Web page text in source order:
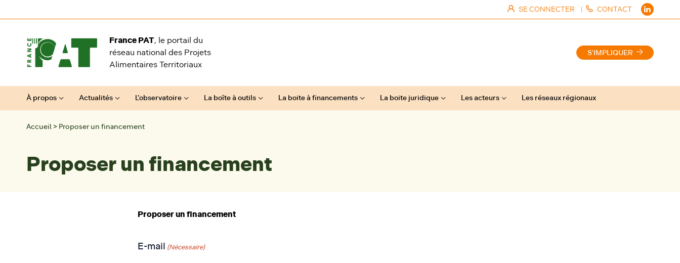
SE CONNECTER | CONTACT
France PAT, le portail du
réseau national des Projets
Alimentaires Territoriaux
S'IMPLIQUER
À propos Actualités L’observatoire La boîte à outils La boite à financements La boite juridique Les acteurs Les réseaux régionaux
Accueil > Proposer un financement
Proposer un financement
Proposer un financement
E-mail (Nécessaire)